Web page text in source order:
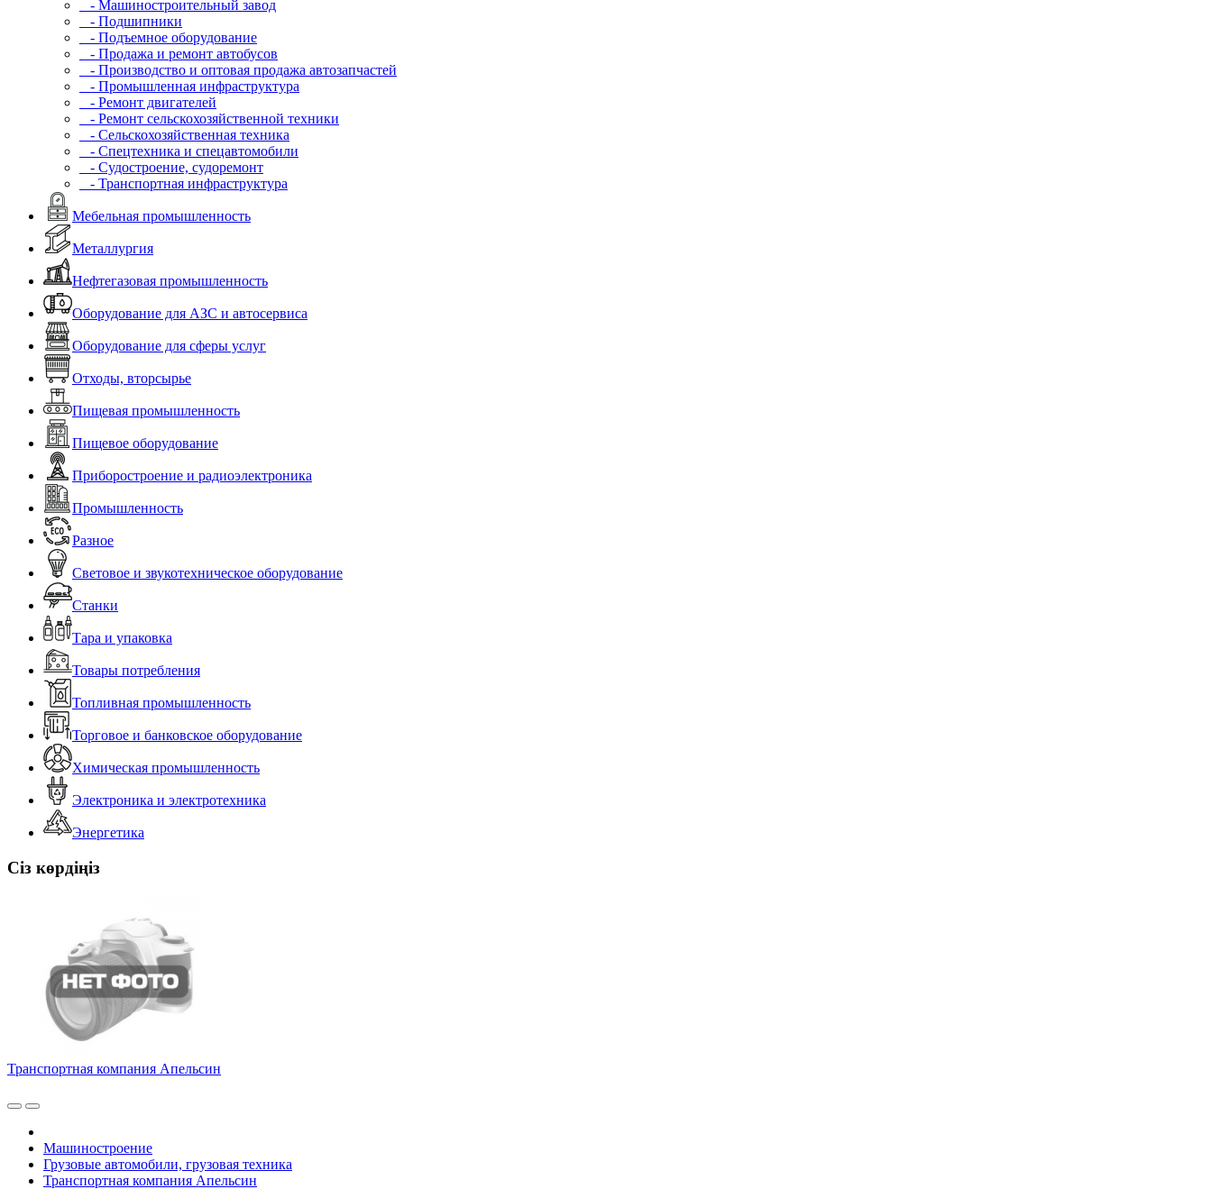
- Машиностроительный завод
- Подшипники
- Подъемное оборудование
- Продажа и ремонт автобусов
- Производство и оптовая продажа автозапчастей
- Промышленная инфраструктура
- Ремонт двигателей
- Ремонт сельскохозяйственной техники
- Сельскохозяйственная техника
- Спецтехника и спецавтомобили
- Судостроение, судоремонт
- Транспортная инфраструктура
Мебельная промышленность
Металлургия
Нефтегазовая промышленность
Оборудование для АЗС и автосервиса
Оборудование для сферы услуг
Отходы, вторсырье
Пищевая промышленность
Пищевое оборудование
Приборостроение и радиоэлектроника
Промышленность
Разное
Световое и звукотехническое оборудование
Станки
Тара и упаковка
Товары потребления
Топливная промышленность
Торговое и банковское оборудование
Химическая промышленность
Электроника и электротехника
Энергетика
Сіз көрдіңіз
Транспортная компания Апельсин
Машиностроение
Грузовые автомобили, грузовая техника
Транспортная компания Апельсин